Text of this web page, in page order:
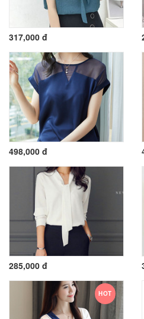
317,000 đ
498,000 đ
285,000 đ
HOT